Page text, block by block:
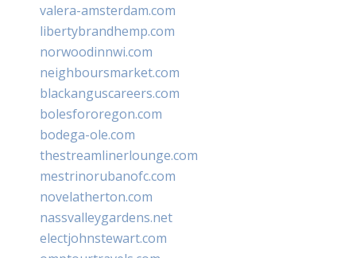
valera-amsterdam.com
libertybrandhemp.com
norwoodinnwi.com
neighboursmarket.com
blackanguscareers.com
bolesfororegon.com
bodega-ole.com
thestreamlinerlounge.com
mestrinorubanofc.com
novelatherton.com
nassvalleygardens.net
electjohnstewart.com